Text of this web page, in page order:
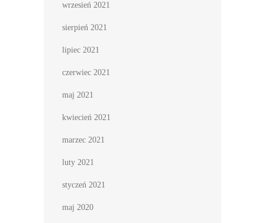
wrzesień 2021
sierpień 2021
lipiec 2021
czerwiec 2021
maj 2021
kwiecień 2021
marzec 2021
luty 2021
styczeń 2021
maj 2020